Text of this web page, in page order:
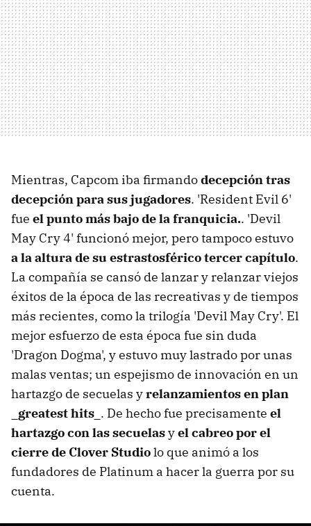
Mientras, Capcom iba firmandodecepción tras
decepción para sus jugadores. 'Resident Evil 6'
fue el punto más bajo de la franquicia.. 'Devil
May Cry 4' funcionó mejor, pero tampoco estuvo
a la altura de su estrastosférico tercer capítulo.
La compañía se cansó de lanzar y relanzar viejos
éxitos de la época de las recreativas y de tiempos
más recientes, como la trilogía 'Devil May Cry'. El
mejor esfuerzo de esta época fue sin duda
'Dragon Dogma', y estuvo muy lastrado por unas
malas ventas; un espejismo de innovación en un
hartazgo de secuelas yrelanzamientos en plan
_greatest hits_ . De hecho fue precisamente el
hartazgo con las secuelasyel cabreo por el
cierre de Clover Studiolo que animó a los
fundadores de Platinum a hacer la guerra por su
cuenta.